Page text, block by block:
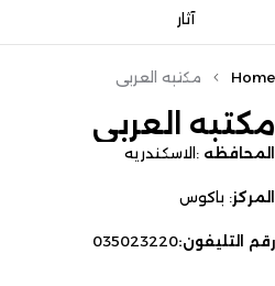
آثار
مكتبه العربى
Home مكتبه العربى
المحافظه :الاسكندريه
المركز: باكوس
رقم التليفون:035023220